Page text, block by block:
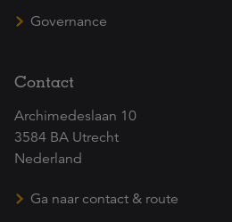
Governance
Contact
Archimedeslaan 10
3584 BA Utrecht
Nederland
Ga naar contact & route